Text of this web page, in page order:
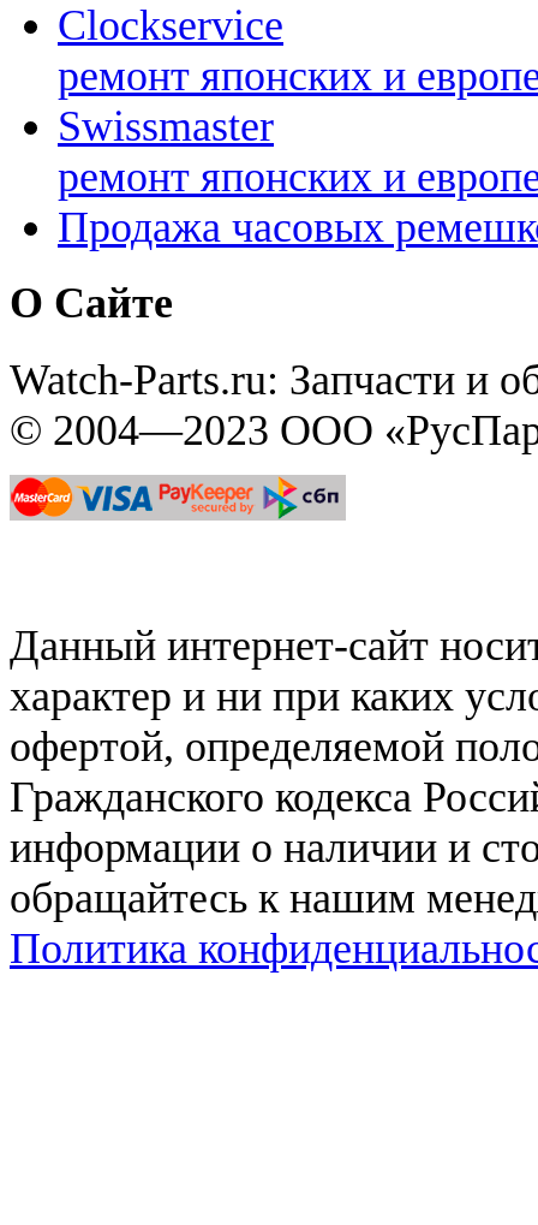
Clockservice
ремонт японских и
Swissmaster
ремонт японских и
Продажа часовых
О Сайте
Watch-Parts.ru: Запчасти и
© 2004—2023 ООО
Данный интернет-сайт
характер и ни при каких
офертой, определяемой
Гражданского кодекса
информации о наличии и
обращайтесь к нашим
Политика